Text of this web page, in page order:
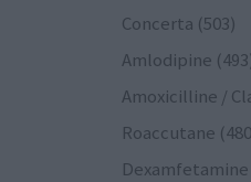
Concerta (503)
Amlodipine
Amoxicilline /
Roaccutane
Dexamfetamine